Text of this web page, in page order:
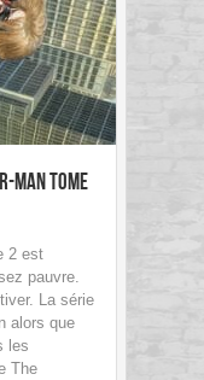
Man Tome
2 est
pauvre.
La série
alors que
les
The